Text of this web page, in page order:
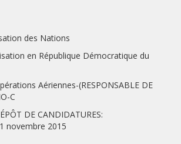
des Nations
en République Démocratique du
Aériennes-(RESPONSABLE DE
C
DE CANDIDATURES:
2015